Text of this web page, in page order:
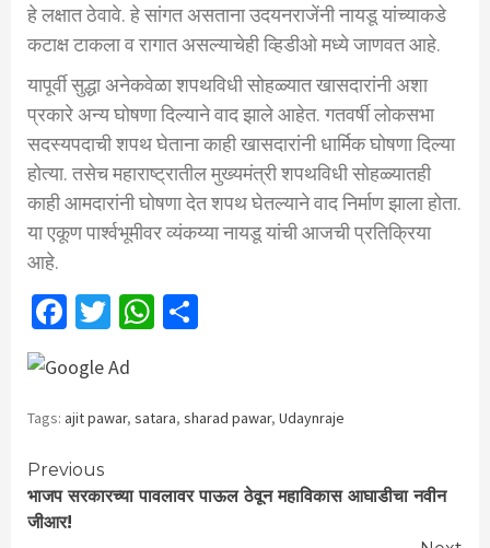
हे लक्षात ठेवावे. हे सांगत असताना उदयनराजेंनी नायडू यांच्याकडे
कटाक्ष टाकला व रागात असल्याचेही व्हिडीओ मध्ये जाणवत आहे.
यापूर्वी सुद्धा अनेकवेळा शपथविधी सोहळ्यात खासदारांनी अशा
प्रकारे अन्य घोषणा दिल्याने वाद झाले आहेत. गतवर्षी लोकसभा
सदस्यपदाची शपथ घेताना काही खासदारांनी धार्मिक घोषणा दिल्या
होत्या. तसेच महाराष्ट्रातील मुख्यमंत्री शपथविधी सोहळ्यातही
काही आमदारांनी घोषणा देत शपथ घेतल्याने वाद निर्माण झाला होता.
या एकूण पार्श्वभूमीवर व्यंकय्या नायडू यांची आजची प्रतिक्रिया
आहे.
Facebook
TwitterWhatsApp
Tags: ajit pawar, satara, sharad pawar, Udaynraje
Continue
Reading
Previous
भाजप सरकारच्या पावलावर पाऊल ठेवून महाविकास आघाडीचा नवीन
जीआर!